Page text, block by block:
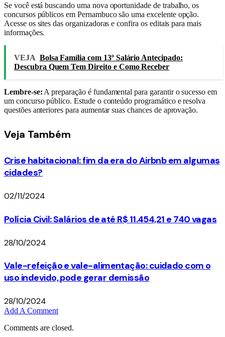
Se você está buscando uma nova oportunidade de trabalho, os
concursos públicos em Pernambuco são uma excelente opção.
Acesse os sites das organizadoras e confira os editais para mais
informações.
VEJA Bolsa Família com 13º Salário Antecipado:
Descubra Quem Tem Direito e Como Receber
Lembre-se: A preparação é fundamental para garantir o sucesso em
um concurso público. Estude o conteúdo programático e resolva
questões anteriores para aumentar suas chances de aprovação.
Veja Também
Crise habitacional: fim da era do Airbnb em algumas
cidades?
02/11/2024
Polícia Civil: Salários de até R$ 11.454,21 e 740 vagas
28/10/2024
Vale-refeição e vale-alimentação: cuidado com o
uso indevido, pode gerar demissão
28/10/2024
Add A Comment
Comments are closed.